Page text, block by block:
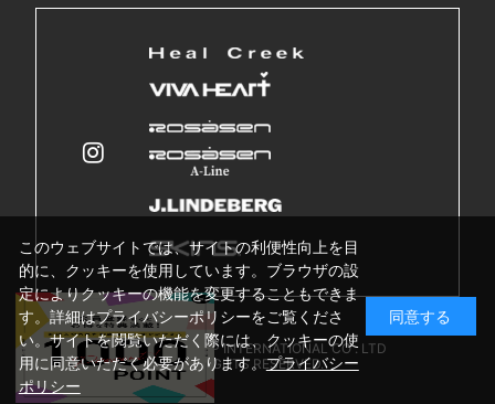
Copyright © GRIP INTERNATIONAL CO . LTD
ALL RIGHTS RESERVED.
このウェブサイトでは、サイトの利便性向上を目
的に、クッキーを使用しています。ブラウザの設
定によりクッキーの機能を変更することもできま
す。詳細はプライバシーポリシーをご覧くださ
い。サイトを閲覧いただく際には、クッキーの使
用に同意いただく必要があります。プライバシー
ポリシー
同意する